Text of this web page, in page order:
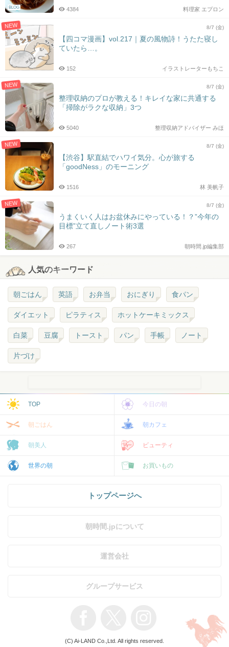
BLOG 料理家 エプロン
4384
NEW 8/7 (金)
【四コマ漫画】vol.217｜夏の風物詩！うたた寝し
ていたら…。
イラストレーターもちこ
152
NEW 8/7 (金)
整理収納のプロが教える！キレイな家に共通する
「掃除がラクな収納」3つ
整理収納アドバイザー みほ
5040
NEW 8/7 (金)
【渋谷】駅直結でハワイ気分。心が旅する
「goodNess」のモーニング
林 美帆子
1516
NEW 8/7 (金)
うまくいく人はお盆休みにやっている！？”今年の
目標”立て直しノート術3選
朝時間.jp編集部
267
人気のキーワード
朝ごはん 英語 お弁当 おにぎり 食パン
ダイエット ピラティス ホットケーキミックス
白菜 豆腐 トースト パン 手帳 ノート
片づけ
TOP 今日の朝
朝ごはん 朝カフェ
朝美人 ビューティ
世界の朝 お買いもの
トップページへ
朝時間.jpについて
運営会社
グループサービス
(C) Ai-LAND Co.,Ltd. All rights reserved.